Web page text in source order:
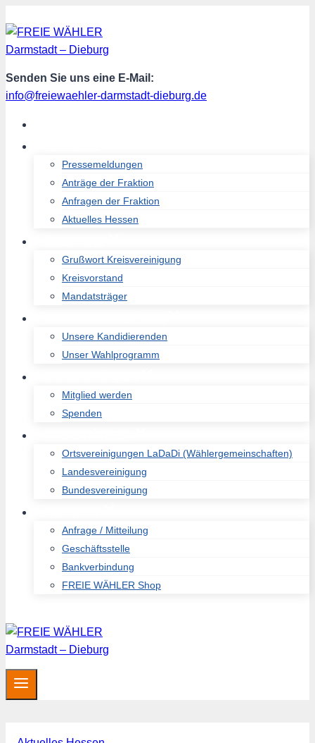
Inhalt
springen
Senden Sie uns eine E-Mail:
info@freiewaehler-darmstadt-dieburg.de
Pressemeldungen
Anträge der Fraktion
Anfragen der Fraktion
Aktuelles Hessen
Grußwort Kreisvereinigung
Kreisvorstand
Mandatsträger
Unsere Kandidierenden
Unser Wahlprogramm
Mitglied werden
Spenden
Ortsvereinigungen LaDaDi (Wählergemeinschaften)
Landesvereinigung
Bundesvereinigung
Anfrage / Mitteilung
Geschäftsstelle
Bankverbindung
FREIE WÄHLER Shop